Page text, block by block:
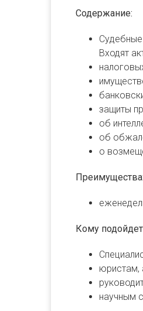
Содержание:
Входят
защиты
об
об
о
Преимущества:
Кому
юристам,
научным